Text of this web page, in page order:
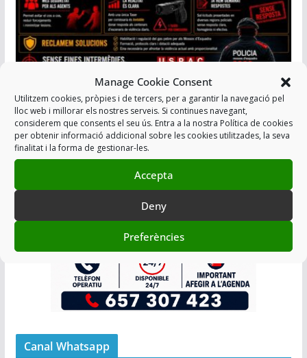
Manage Cookie Consent
Utilitzem cookies, pròpies i de tercers, per a garantir la navegació pel
lloc web i millorar els nostres serveis. Si continues navegant,
considerem que consents el seu ús. Entra a la nostra Política de cookies
per obtenir informació addicional sobre les cookies utilitzades, la seva
finalitat i la forma de gestionar-les.
Accepta
Deny
Preferències
GAS PEBRE PER ALS MOSSOS: MENYS
RISC, MÉS SEGURETAT
01/06/2026
Afegir a Agenda
Canal Whatsapp